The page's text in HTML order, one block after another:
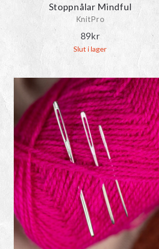
Stoppnålar Mindful
KnitPro
89kr
Slut i lager